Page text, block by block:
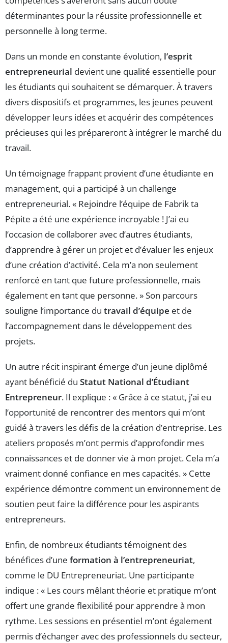
déterminantes pour la réussite professionnelle et
personnelle à long terme.
Dans un monde en constante évolution, l’esprit
entrepreneurial devient une qualité essentielle pour
les étudiants qui souhaitent se démarquer. À travers
divers dispositifs et programmes, les jeunes peuvent
développer leurs idées et acquérir des compétences
précieuses qui les prépareront à intégrer le marché du
travail.
Un témoignage frappant provient d’une étudiante en
management, qui a participé à un challenge
entrepreneurial. « Rejoindre l’équipe de Fabrik ta
Pépite a été une expérience incroyable ! J’ai eu
l’occasion de collaborer avec d’autres étudiants,
d’apprendre à gérer un projet et d’évaluer les enjeux
d’une création d’activité. Cela m’a non seulement
renforcé en tant que future professionnelle, mais
également en tant que personne. » Son parcours
souligne l’importance du travail d’équipe et de
l’accompagnement dans le développement des
projets.
Un autre récit inspirant émerge d’un jeune diplômé
ayant bénéficié du Statut National d’Étudiant
Entrepreneur. Il explique : « Grâce à ce statut, j’ai eu
l’opportunité de rencontrer des mentors qui m’ont
guidé à travers les défis de la création d’entreprise. Les
ateliers proposés m’ont permis d’approfondir mes
connaissances et de donner vie à mon projet. Cela m’a
vraiment donné confiance en mes capacités. » Cette
expérience démontre comment un environnement de
soutien peut faire la différence pour les aspirants
entrepreneurs.
Enfin, de nombreux étudiants témoignent des
bénéfices d’une formation à l’entrepreneuriat,
comme le DU Entrepreneuriat. Une participante
indique : « Les cours mêlant théorie et pratique m’ont
offert une grande flexibilité pour apprendre à mon
rythme. Les sessions en présentiel m’ont également
permis d’échanger avec des professionnels du secteur,